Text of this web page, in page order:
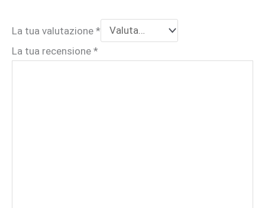
La tua valutazione *
La tua recensione *